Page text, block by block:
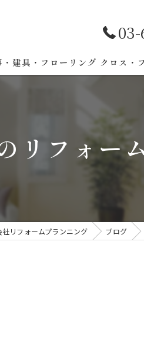
・建具・フローリング クロス・
リフォー
リフォームプランニング ブログ